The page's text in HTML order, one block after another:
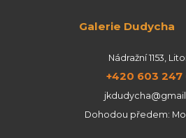
Galerie Dudycha
Nádražní 1153,
+420 603 247
Dohodou předem: